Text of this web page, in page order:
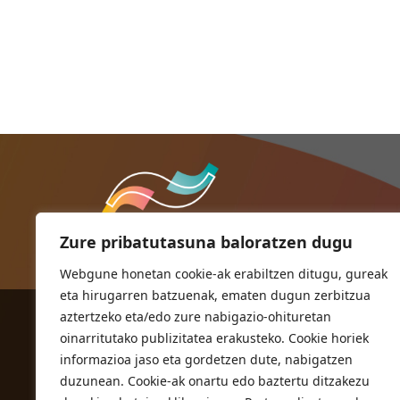
Zure pribatutasuna baloratzen dugu
Webgune honetan cookie-ak erabiltzen ditugu, gureak
eta hirugarren batzuenak, ematen dugun zerbitzua
aztertzeko eta/edo zure nabigazio-ohituretan
oinarritutako publizitatea erakusteko. Cookie horiek
informazioa jaso eta gordetzen dute, nabigatzen
duzunean. Cookie-ak onartu edo baztertu ditzakezu
ORIOKO UDALA
Herriko plaza,1
20810 Orio (Gipuzkoa)
T. 943 83 03 46